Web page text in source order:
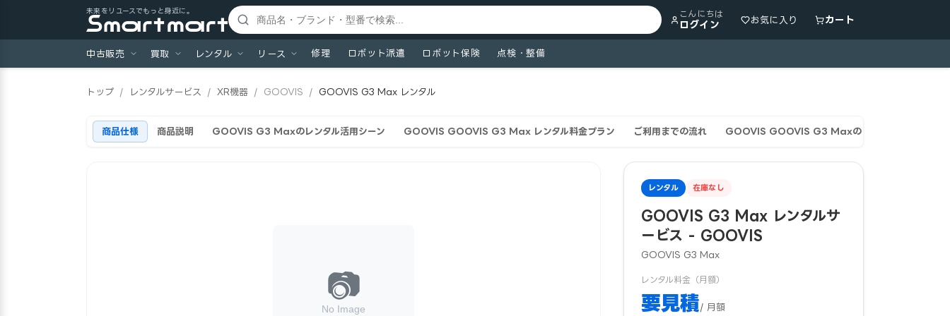
未来をリユースでもっと身近に。 こんにちは
ログイン お気に入り カート
中古販売 買取 レンタル リース 修理 ロボット派遣 ロボット保険 点検・整備
トップ / レンタルサービス / XR機器 / GOOVIS / GOOVIS G3 Max レンタル
商品仕様 商品説明 GOOVIS G3 Maxのレンタル活用シーン GOOVIS GOOVIS G3 Max レンタル料金プラン ご利用までの流れ GOOVIS GOOVIS G3 Maxのレンタル期間の使い
レンタル 在庫なし
GOOVIS G3 Max レンタルサ
ービス - GOOVIS
GOOVIS G3 Max
レンタル料金（月額）
要見積/ 月額